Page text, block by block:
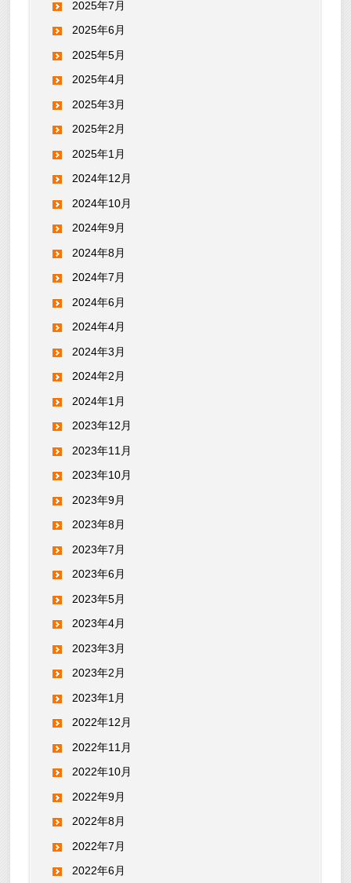
2025年7月
2025年6月
2025年5月
2025年4月
2025年3月
2025年2月
2025年1月
2024年12月
2024年10月
2024年9月
2024年8月
2024年7月
2024年6月
2024年4月
2024年3月
2024年2月
2024年1月
2023年12月
2023年11月
2023年10月
2023年9月
2023年8月
2023年7月
2023年6月
2023年5月
2023年4月
2023年3月
2023年2月
2023年1月
2022年12月
2022年11月
2022年10月
2022年9月
2022年8月
2022年7月
2022年6月